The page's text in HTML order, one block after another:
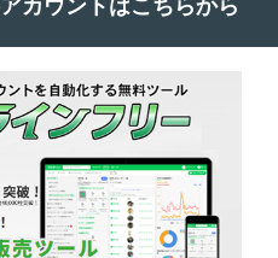
カウントはこちらから